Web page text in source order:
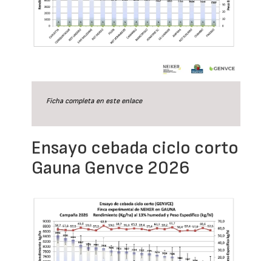
Ficha completa en este enlace
Ensayo cebada ciclo corto
Gauna Genvce 2026